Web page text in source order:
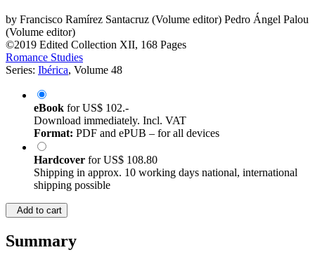
by Francisco Ramírez Santacruz (Volume editor) Pedro Ángel Palou
(Volume editor)
©2019 Edited Collection XII, 168 Pages
Romance Studies
Series: Ibérica, Volume 48
eBook forUS$ 102.-
Download immediately. Incl. VAT
Format: PDF and ePUB – for all devices
Hardcover forUS$ 108.80
Shipping in approx. 10 working days national, international
shipping possible
Add to cart
Summary